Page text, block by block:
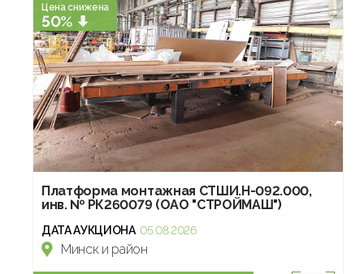
Цена снижена
50%
Платформа монтажная СТШИ.Н-092.000,
инв. № РК260079 (ОАО "СТРОЙМАШ")
ДАТА АУКЦИОНА 05.08.2026
Минск и район